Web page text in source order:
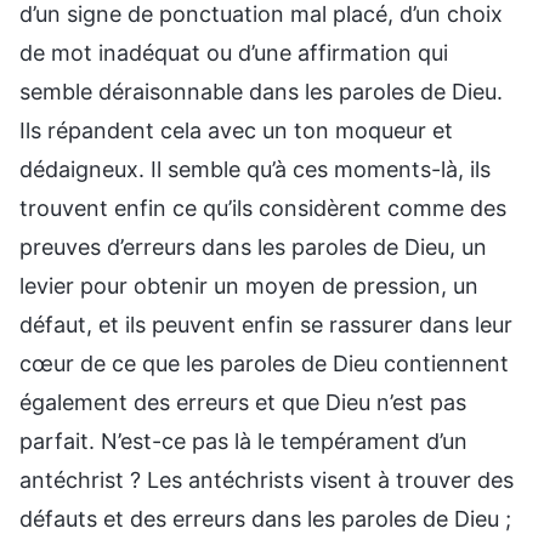
d’un signe de ponctuation mal placé, d’un choix
de mot inadéquat ou d’une affirmation qui
semble déraisonnable dans les paroles de Dieu.
Ils répandent cela avec un ton moqueur et
dédaigneux. Il semble qu’à ces moments-là, ils
trouvent enfin ce qu’ils considèrent comme des
preuves d’erreurs dans les paroles de Dieu, un
levier pour obtenir un moyen de pression, un
défaut, et ils peuvent enfin se rassurer dans leur
cœur de ce que les paroles de Dieu contiennent
également des erreurs et que Dieu n’est pas
parfait. N’est-ce pas là le tempérament d’un
antéchrist ? Les antéchrists visent à trouver des
défauts et des erreurs dans les paroles de Dieu ;